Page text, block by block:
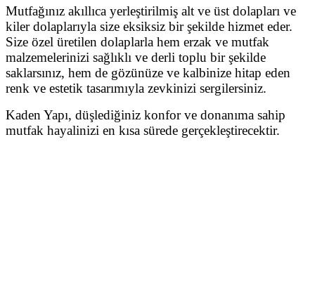
Mutfağınız akıllıca yerleştirilmiş alt ve üst dolapları ve
kiler dolaplarıyla size eksiksiz bir şekilde hizmet eder.
Size özel üretilen dolaplarla hem erzak ve mutfak
malzemelerinizi sağlıklı ve derli toplu bir şekilde
saklarsınız, hem de gözünüze ve kalbinize hitap eden
renk ve estetik tasarımıyla zevkinizi sergilersiniz.
Kaden Yapı, düşlediğiniz konfor ve donanıma sahip
mutfak hayalinizi en kısa sürede gerçekleştirecektir.